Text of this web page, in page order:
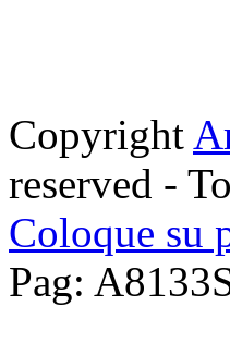
Copyright
reserved -
Coloque su
Pag: